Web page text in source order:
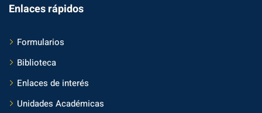
Enlaces rápidos
Formularios
Biblioteca
Enlaces de interés
Unidades Académicas